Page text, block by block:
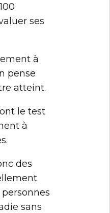
ses
à
pense
atteint.
le test
à
des
sans